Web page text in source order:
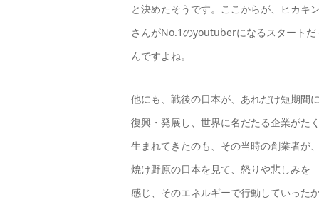
と決めたそうです。ここからが、ヒカキン
さんがNo.1のyoutuberになるスタートだ
んですよね。
他にも、戦後の日本が、あれだけ短期間に
復興・発展し、世界に名だたる企業がた
生まれてきたのも、その当時の創業者が、
焼け野原の日本を見て、怒りや悲しみを
感じ、そのエネルギーで行動していった